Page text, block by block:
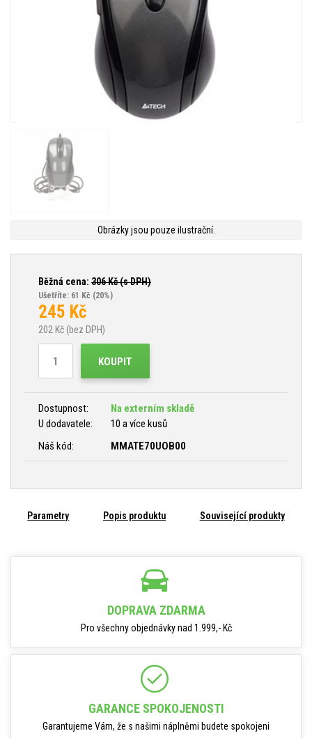
Obrázky jsou pouze ilustrační.
Běžná cena: 306Kč (s DPH)
Ušetříte: 61 Kč (20%)
245 Kč
202 Kč (bez DPH)
KOUPIT
Dostupnost:
Na externím skladě
U dodavatele:
10 a více kusů
Náš kód:
MMATE70UOB00
Parametry Popis produktu Související produkty
DOPRAVA ZDARMA
Pro všechny objednávky nad 1.999,- Kč
GARANCE SPOKOJENOSTI
Garantujeme Vám, že s našimi náplněmi budete spokojeni